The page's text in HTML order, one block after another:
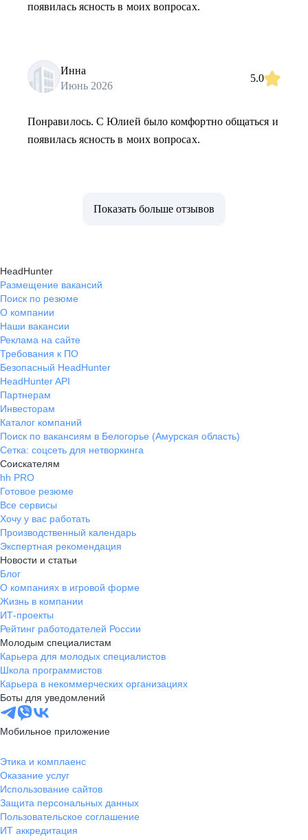
появилась ясность в моих вопросах.
Инна
Июнь 2026
5.0
Понравилось. С Юлией было комфортно общаться и
появилась ясность в моих вопросах.
Показать больше отзывов
HeadHunter
Размещение вакансий
Поиск по резюме
О компании
Наши вакансии
Реклама на сайте
Требования к ПО
Безопасный HeadHunter
HeadHunter API
Партнерам
Инвесторам
Каталог компаний
Поиск по вакансиям в Белогорье (Амурская область)
Сетка: соцсеть для нетворкинга
Соискателям
hh PRO
Готовое резюме
Все сервисы
Хочу у вас работать
Производственный календарь
Экспертная рекомендация
Новости и статьи
Блог
О компаниях в игровой форме
Жизнь в компании
ИТ-проекты
Рейтинг работодателей России
Молодым специалистам
Карьера для молодых специалистов
Школа программистов
Карьера в некоммерческих организациях
Боты для уведомлений
Мобильное приложение
Этика и комплаенс
Оказание услуг
Использование сайтов
Защита персональных данных
Пользовательское соглашение
ИТ аккредитация